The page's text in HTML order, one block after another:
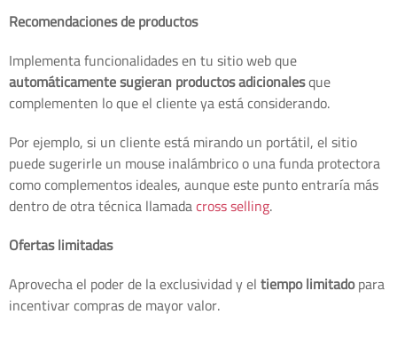
Recomendaciones de productos
Implementa funcionalidades en tu sitio web que
automáticamente sugieran productos adicionalesque
complementen lo que el cliente ya está considerando.
Por ejemplo, si un cliente está mirando un portátil, el sitio
puede sugerirle un mouse inalámbrico o una funda protectora
como complementos ideales, aunque este punto entraría más
dentro de otra técnica llamadacross selling.
Ofertas limitadas
Aprovecha el poder de la exclusividad y eltiempo limitadopara
incentivar compras de mayor valor.